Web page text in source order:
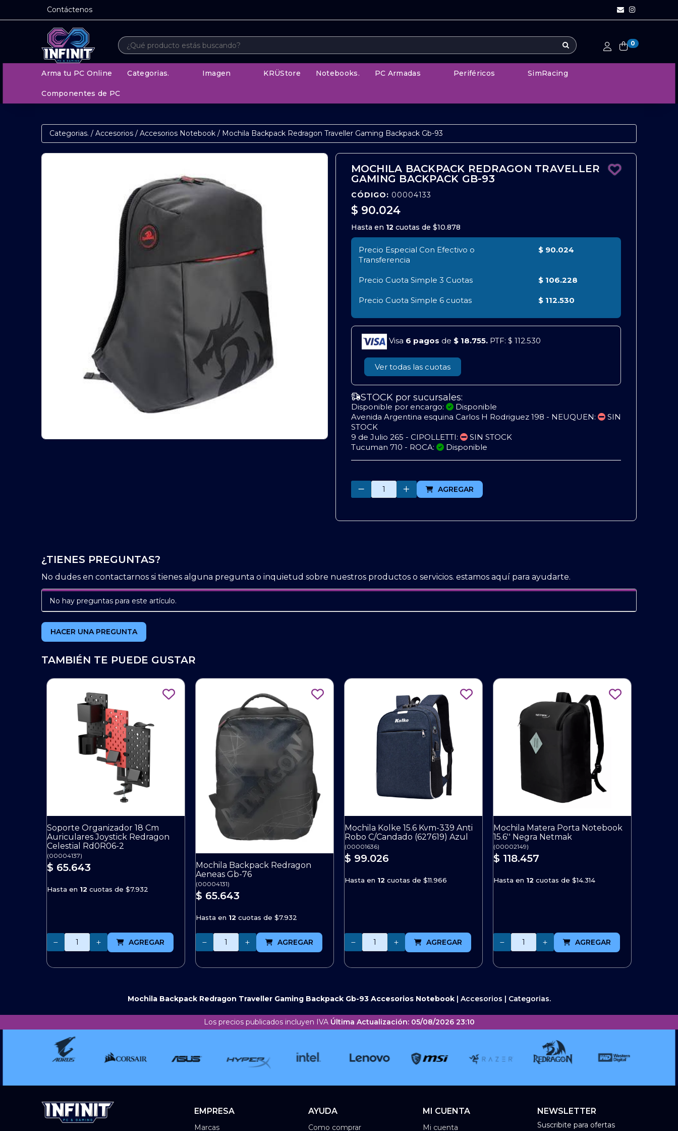
Contáctenos
0
Arma tu PC Online Categorias. Imagen KRÜStore Notebooks. PC Armadas Periféricos SimRacing
Componentes de PC
Categorias. /Accesorios /Accesorios Notebook / Mochila Backpack Redragon Traveller Gaming Backpack Gb-93
MOCHILA BACKPACK REDRAGON TRAVELLER
GAMING BACKPACK GB-93
CÓDIGO: 00004133
$ 90.024
Hasta en 12 cuotas de $10.878
Precio Especial Con Efectivo o
Transferencia
$ 90.024
Precio Cuota Simple 3 Cuotas $ 106.228
Precio Cuota Simple 6 cuotas $ 112.530
Visa 6 pagos de $ 18.755.PTF: $ 112.530
Ver todas las cuotas
STOCK por sucursales:
Disponible por encargo:
Disponible
Avenida Argentina esquina Carlos H Rodriguez 198 - NEUQUEN:
SIN
STOCK
9 de Julio 265 - CIPOLLETTI:
SIN STOCK
Tucuman 710 - ROCA:
Disponible
AGREGAR
¿TIENES PREGUNTAS?
No dudes en contactarnos si tienes alguna pregunta o inquietud sobre nuestros productos o servicios. estamos aquí para ayudarte.
No hay preguntas para este artículo.
HACER UNA PREGUNTA
TAMBIÉN TE PUEDE GUSTAR
Soporte Organizador 18 Cm
Auriculares Joystick Redragon
Celestial Rd0R06-2
(00004137)
$ 65.643
Hasta en 12 cuotas de$7.932
AGREGAR
Mochila Backpack Redragon
Aeneas Gb-76
(00004131)
$ 65.643
Hasta en 12 cuotas de$7.932
AGREGAR
Mochila Kolke 15.6 Kvm-339 Anti
Robo C/Candado (627619) Azul
(00001636)
$ 99.026
Hasta en 12 cuotas de $11.966
AGREGAR
Mochila Matera Porta Notebook
15.6'' Negra Netmak
(00002149)
$ 118.457
Hasta en 12 cuotas de $14.314
AGREGAR
Mochila Backpack Redragon Traveller Gaming Backpack Gb-93 Accesorios Notebook| Accesorios | Categorias.
Los precios publicados incluyen IVA Última Actualización: 05/08/2026 23:10
EMPRESA
Marcas
AYUDA
Como comprar
MI CUENTA
Mi cuenta
NEWSLETTER
Suscribite para ofertas